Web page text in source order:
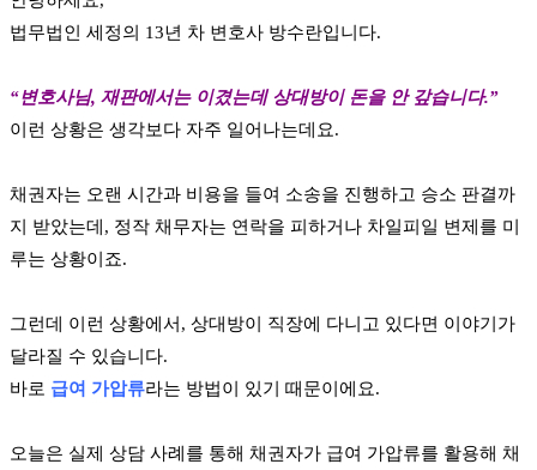
법무법인 세정의 13년 차 변호사 방수란입니다.
“변호사님, 재판에서는 이겼는데 상대방이 돈을 안 갚습니다.”
이런 상황은 생각보다 자주 일어나는데요.
채권자는 오랜 시간과 비용을 들여 소송을 진행하고 승소 판결까
지 받았는데, 정작 채무자는 연락을 피하거나 차일피일 변제를 미
루는 상황이죠.
그런데 이런 상황에서, 상대방이 직장에 다니고 있다면 이야기가
달라질 수 있습니다.
바로 급여 가압류라는 방법이 있기 때문이에요.
오늘은 실제 상담 사례를 통해 채권자가 급여 가압류를 활용해 채